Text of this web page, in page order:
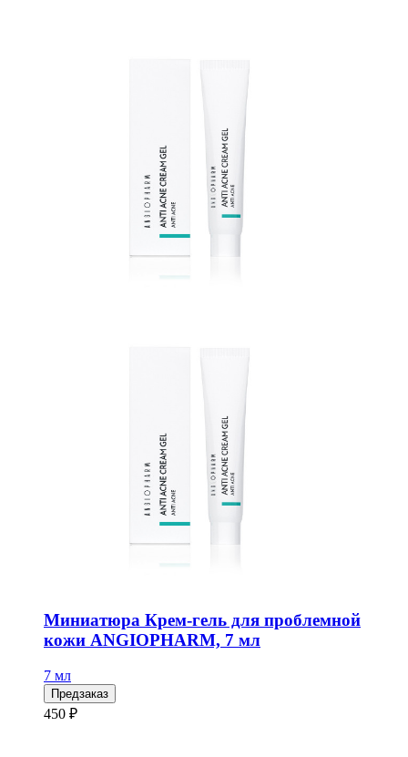
Миниатюра Крем-гель для проблемной
кожи ANGIOPHARM, 7 мл
7 мл
Предзаказ
450 ₽